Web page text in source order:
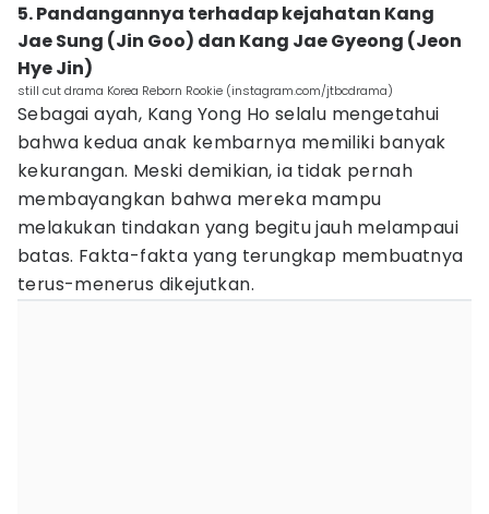
5. Pandangannya terhadap kejahatan Kang
Jae Sung (Jin Goo) dan Kang Jae Gyeong (Jeon
Hye Jin)
still cut drama Korea Reborn Rookie (instagram.com/jtbcdrama)
Sebagai ayah, Kang Yong Ho selalu mengetahui
bahwa kedua anak kembarnya memiliki banyak
kekurangan. Meski demikian, ia tidak pernah
membayangkan bahwa mereka mampu
melakukan tindakan yang begitu jauh melampaui
batas. Fakta-fakta yang terungkap membuatnya
terus-menerus dikejutkan.